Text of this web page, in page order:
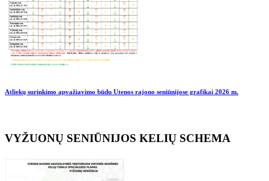
Atliekų surinkimo apvažiavimo būdu Utenos rajono seniūnijose grafikai 2026 m.
VYŽUONŲ SENIŪNIJOS KELIŲ SCHEMA